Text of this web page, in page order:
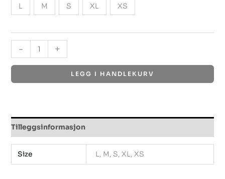
L M S XL XS
- +
LEGG I HANDLEKURV
Tilleggsinformasjon
Size L, M, S, XL, XS